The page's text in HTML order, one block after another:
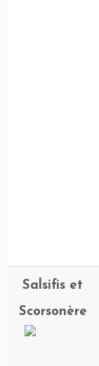
Salsifis et
Scorsonère